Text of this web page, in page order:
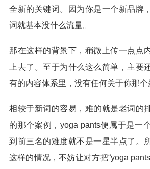
全新的关键词。因为你是一个新品牌
词就基本没什么流量。
那在这样的背景下，稍微上传一点点
上去了。至于为什么这么简单，主要
有的内容体系里，没有任何关于你那个
相较于新词的容易，难的就是老词的
的那个案例，yoga pants便属于是一
到前三名的难度就不是一星半点了。
这样的情况，不妨让对方把“yoga